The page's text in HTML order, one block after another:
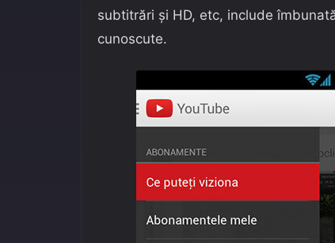
subtitrări și HD, etc, include
cunoscute.